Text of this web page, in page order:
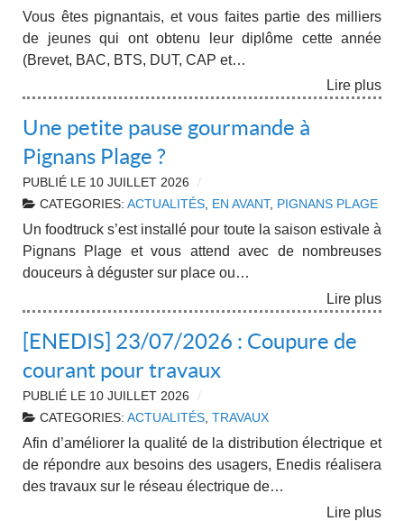
Vous êtes pignantais, et vous faites partie des milliers
de jeunes qui ont obtenu leur diplôme cette année
(Brevet, BAC, BTS, DUT, CAP et…
Lire plus
Une petite pause gourmande à
Pignans Plage ?
PUBLIÉ LE 10 JUILLET 2026
CATEGORIES: ACTUALITÉS, EN AVANT, PIGNANS PLAGE
Un foodtruck s’est installé pour toute la saison estivale à
Pignans Plage et vous attend avec de nombreuses
douceurs à déguster sur place ou…
Lire plus
[ENEDIS] 23/07/2026 : Coupure de
courant pour travaux
PUBLIÉ LE 10 JUILLET 2026
CATEGORIES: ACTUALITÉS TRAVAUX
Afin d’améliorer la qualité de la distribution électrique et
de répondre aux besoins des usagers, Enedis réalisera
des travaux sur le réseau électrique de…
Lire plus